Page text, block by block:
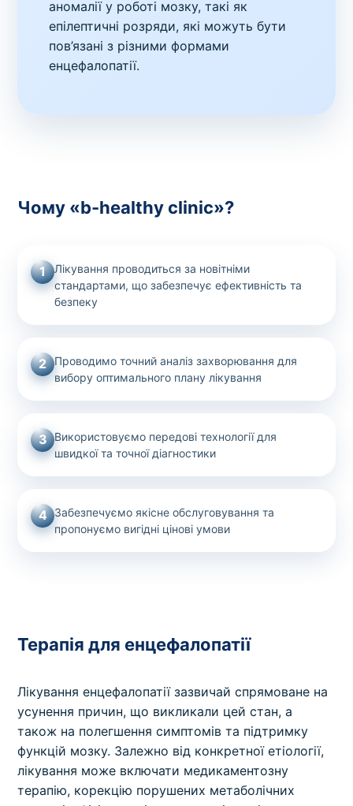
аномалії у роботі мозку, такі як
епілептичні розряди, які можуть бути
пов’язані з різними формами
енцефалопатії.
Чому «b-healthy clinic»?
1
Лікування проводиться за новітніми
стандартами, що забезпечує ефективність та
безпеку
2
Проводимо точний аналіз захворювання для
вибору оптимального плану лікування
3 Використовуємо передові технології для
швидкої та точної діагностики
4 Забезпечуємо якісне обслуговування та
пропонуємо вигідні цінові умови
Терапія для енцефалопатії
Лікування енцефалопатії зазвичай спрямоване на
усунення причин, що викликали цей стан, а
також на полегшення симптомів та підтримку
функцій мозку. Залежно від конкретної етіології,
лікування може включати медикаментозну
терапію, корекцію порушених метаболічних